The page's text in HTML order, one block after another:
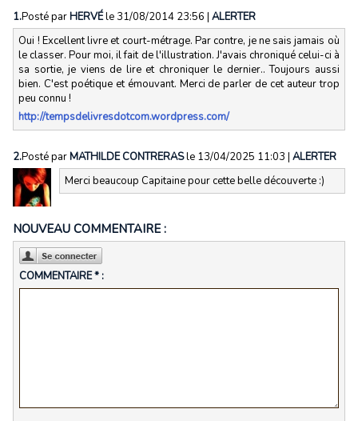
1.Posté parHERVÉle 31/08/2014 23:56 | ALERTER
Oui ! Excellent livre et court-métrage. Par contre, je ne sais jamais où
le classer. Pour moi, il fait de l'illustration. J'avais chroniqué celui-ci à
sa sortie, je viens de lire et chroniquer le dernier.. Toujours aussi
bien. C'est poétique et émouvant. Merci de parler de cet auteur trop
peu connu !
http://tempsdelivresdotcom.wordpress.com/
2.Posté parMATHILDE CONTRERASle 13/04/2025 11:03 | ALERTER
Merci beaucoup Capitaine pour cette belle découverte :)
NOUVEAU COMMENTAIRE :
COMMENTAIRE * :